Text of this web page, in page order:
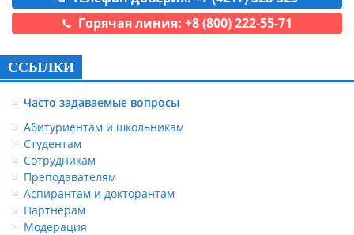
Горячая линия: +8 (800) 222-55-71
ССЫЛКИ
Часто задаваемые вопросы
Абитуриентам и школьникам
Студентам
Сотрудникам
Преподавателям
Аспирантам и докторантам
Партнерам
Модерация